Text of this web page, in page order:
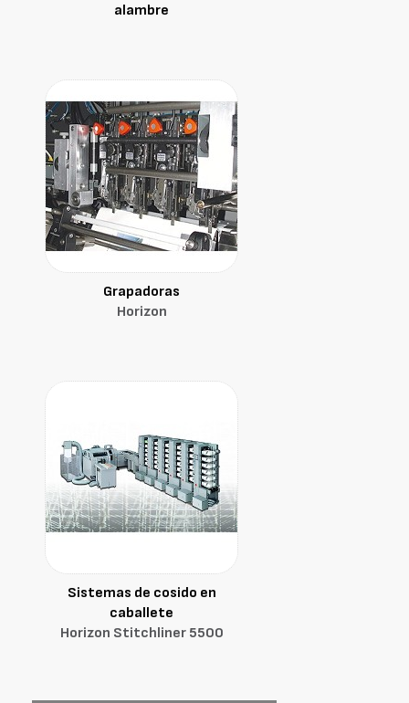
alambre
Grapadoras
Horizon
Sistemas de cosido en
caballete
Horizon Stitchliner 5500